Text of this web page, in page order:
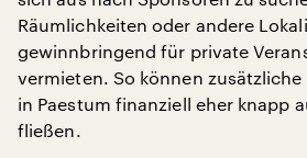
Räumlichkeiten oder andere
gewinnbringend für private
vermieten. So können zusätzliche
in Paestum finanziell eher knapp
fließen.